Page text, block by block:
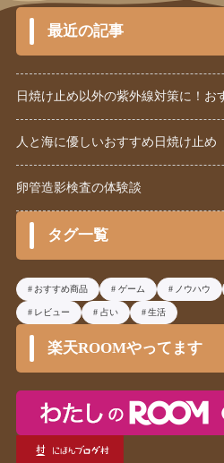
最近の記事
日焼け止め以外の紫外線対策に！お
人と海に優しいおすすめ日焼け止め
卵管造影検査の体験談
タグ一覧
おすすめ商品 ゲーム ノウハウ
レビュー 占い 生活
楽天ROOMやってます